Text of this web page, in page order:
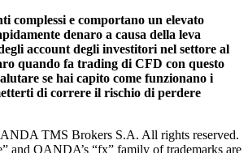
complessi e comportano un elevato
denaro a causa della leva
account degli investitori nel settore al
quando fa trading di CFD con questo
se hai capito come funzionano i
di correre il rischio di perdere
TMS Brokers S.A. All rights reserved.
and OANDA’s “fx” family of trademarks are